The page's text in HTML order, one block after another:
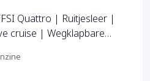
Quattro | Ruitjesleer |
cruise | Wegklapbare
Android auto, 360